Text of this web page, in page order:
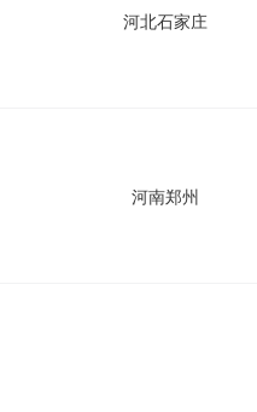
河北石家庄
河南郑州